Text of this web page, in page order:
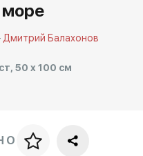
море
Дмитрий Балахонов
50 x 100 см